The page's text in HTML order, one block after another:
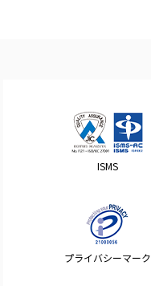
ISMS
プライバシーマーク